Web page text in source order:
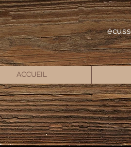
ACCUEIL